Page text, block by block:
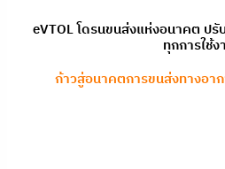
eVTOL โดรนขนส่งแห่งอนาคต ป
ทุกการใช้ง
ก้าวสู่อนาคตการขนส่งทางอา